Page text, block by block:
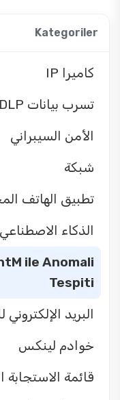
Kategoriler
كاميرا IP
تسرب بيانات DLP
الأمن السيبراني
شبكة
تطبيق الهاتف
الذكاء الاصطناعي
ile Anomali
Tespiti
البريد
خوادم لينكس
قائمة الاستجابة